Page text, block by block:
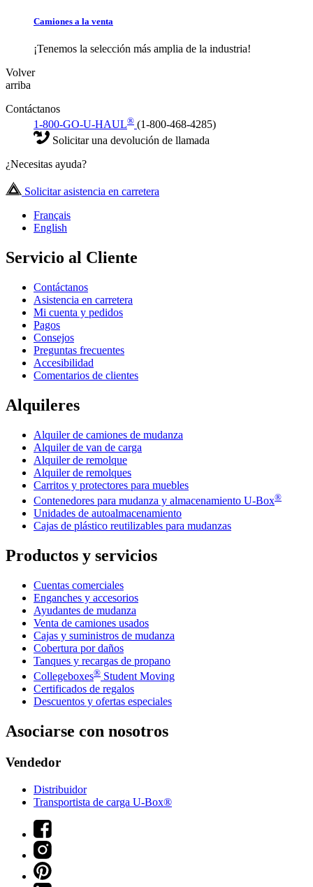
Camiones a la venta
¡Tenemos la selección más amplia de la industria!
Volver
arriba
Contáctanos
1-800-GO-U-HAUL® (1-800-468-4285)
Solicitar una devolución de llamada
¿Necesitas ayuda?
Solicitar asistencia en carretera
Français
English
Servicio al Cliente
Contáctanos
Asistencia en carretera
Mi cuenta y pedidos
Pagos
Consejos
Preguntas frecuentes
Accesibilidad
Comentarios de clientes
Alquileres
Alquiler de camiones de mudanza
Alquiler de van de carga
Alquiler de remolque
Alquiler de remolques
Carritos y protectores para muebles
Contenedores para mudanza y almacenamiento U-Box®
Unidades de autoalmacenamiento
Cajas de plástico reutilizables para mudanzas
Productos y servicios
Cuentas comerciales
Enganches y accesorios
Ayudantes de mudanza
Venta de camiones usados
Cajas y suministros de mudanza
Cobertura por daños
Tanques y recargas de propano
Collegeboxes® Student Moving
Certificados de regalos
Descuentos y ofertas especiales
Asociarse con nosotros
Vendedor
Distribuidor
Transportista de carga U-Box®